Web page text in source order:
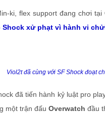
ki, flex support đang chơi
Shock xử phạt vì hành vi
Viol2t đã cùng với SF Shock đoạt
đã tiến hành kỷ luật pro
một trận đấu Overwatch đầu